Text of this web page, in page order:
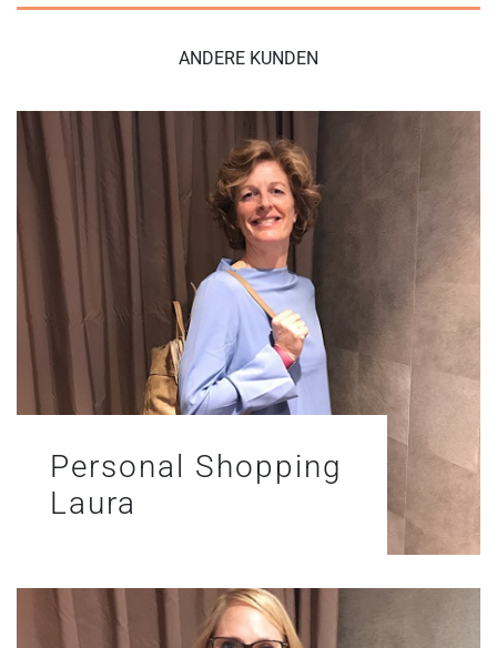
ANDERE KUNDEN
Personal Shopping
Laura